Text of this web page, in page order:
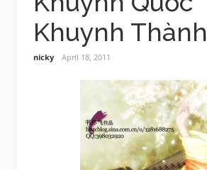
Khuynh Thành
nicky April 18, 2011